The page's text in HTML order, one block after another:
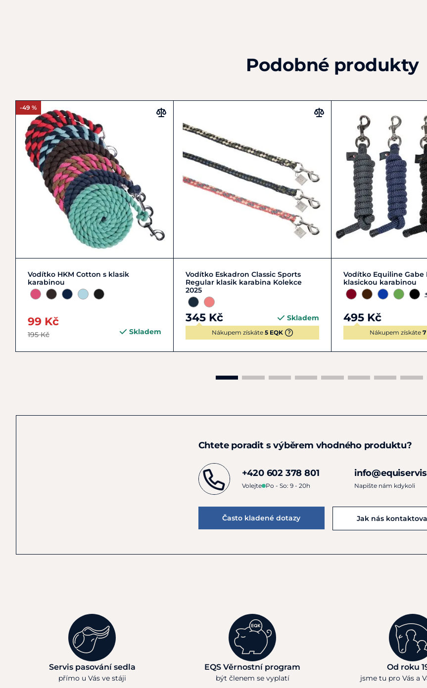
Podobné produkty
-49 %
Zobrazit detail
Vodítko HKM Cotton s klasik
karabinou
99 Kč
195 Kč Skladem
Zobrazit detail
Vodítko Eskadron Classic Sports
Regular klasik karabina Kolekce
2025
345 Kč Skladem
Nákupem získáte 5 EQK
Zobrazit
Vodítko Equiline Gabe
klasickou karabinou
495 Kč
Nákupem získáte
Chtete poradit s výběrem vhodného produktu?
+420 602 378 801
Volejte Po - So: 9 - 20h Napište nám kdykoli
Často kladené dotazy Jak nás
Servis pasování sedla
přímo u Vás ve stáji
EQS Věrnostní program
být členem se vyplatí
Od roku
jsme tu pro Vás a